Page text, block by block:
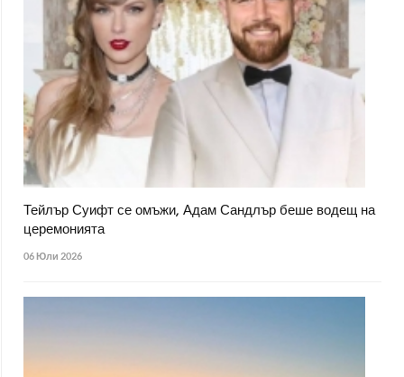
Тейлър Суифт се омъжи, Адам Сандлър беше водещ на
церемонията
06 Юли 2026